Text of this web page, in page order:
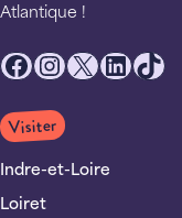
Atlantique !
Facebook
Instagram
X
Visiter
Indre-et-Loire
Loiret